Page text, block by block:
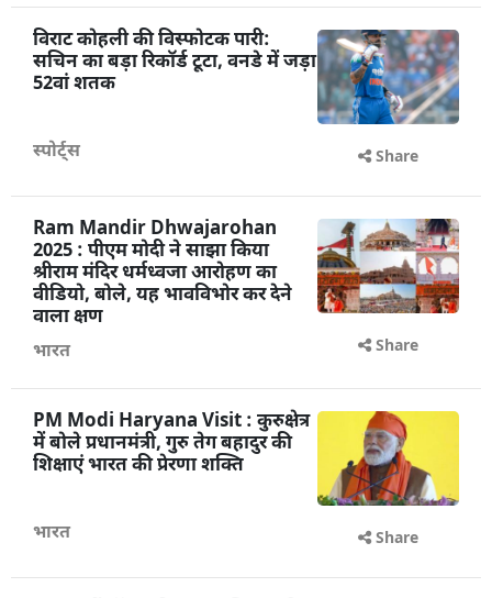
विराट कोहली की विस्फोटक पारी:
सचिन का बड़ा रिकॉर्ड टूटा, वनडे में जड़ा
52वां शतक
स्पोर्ट्स Share
Ram Mandir Dhwajarohan
2025 : पीएम मोदी ने साझा किया
श्रीराम मंदिर धर्मध्वजा आरोहण का
वीडियो, बोले, यह भावविभोर कर देने
वाला क्षण
भारत Share
PM Modi Haryana Visit : कुरुक्षेत्र
में बोले प्रधानमंत्री, गुरु तेग बहादुर की
शिक्षाएं भारत की प्रेरणा शक्ति
भारत Share